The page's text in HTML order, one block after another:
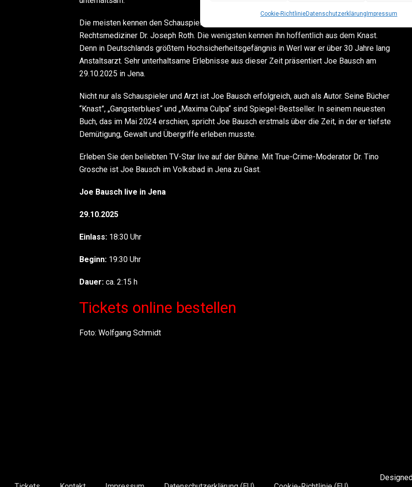
Cookie-RichtlinieDatenschutzerklärungImpressum
Die meisten kennen den Schauspieler Joe Bausch aus dem Kölner Tatort als
Rechtsmediziner Dr. Joseph Roth. Die wenigsten kennen ihn hoffentlich aus dem Knast.
Denn in Deutschlands größtem Hochsicherheitsgefängnis in Werl war er über 30 Jahre lang
Anstaltsarzt. Sehr unterhaltsame Erlebnisse aus dieser Zeit präsentiert Joe Bausch am
29.10.2025 in Jena.
Nicht nur als Schauspieler und Arzt ist Joe Bausch erfolgreich, auch als Autor. Seine Bücher
“Knast”, „Gangsterblues“ und „Maxima Culpa“ sind Spiegel-Bestseller. In seinem neuesten
Buch, das im Mai 2024 erschien, spricht Joe Bausch erstmals über die Zeit, in der er tiefste
Demütigung, Gewalt und Übergriffe erleben musste.
Erleben Sie den beliebten TV-Star live auf der Bühne. Mit True-Crime-Moderator Dr. Tino
Grosche ist Joe Bausch im Volksbad in Jena zu Gast.
Joe Bausch live in Jena
29.10.2025
Einlass: 18:30 Uhr
Beginn: 19:30 Uhr
Dauer: ca. 2:15 h
Tickets online bestellen
Foto: Wolfgang Schmidt